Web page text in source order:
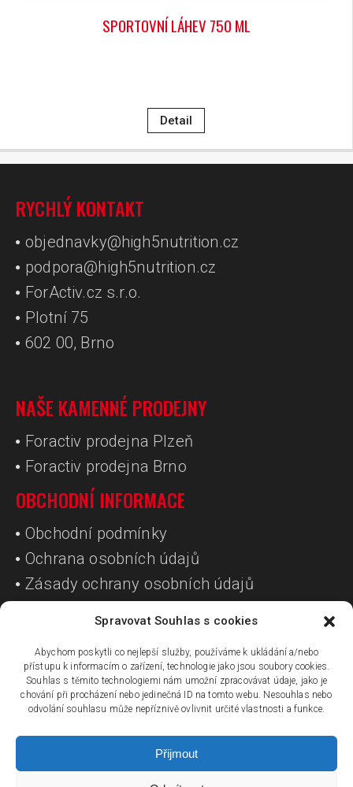
Spravovat Souhlas s cookies
Abychom poskytli co nejlepší služby, používáme k ukládání a/nebo
přístupu k informacím o zařízení, technologie jako jsou soubory cookies.
Souhlas s těmito technologiemi nám umožní zpracovávat údaje, jako je
chování při procházení nebo jedinečná ID na tomto webu. Nesouhlas nebo
odvolání souhlasu může nepříznivě ovlivnit určité vlastnosti a funkce.
Přijmout
SPORTOVNÍ LÁHEV 750 ML
Detail
RYCHLÝ KONTAKT
objednavky@high5nutrition.cz
podpora@high5nutrition.cz
ForActiv.cz s.r.o.
Plotní 75
602 00, Brno
NAŠE KAMENNÉ PRODEJNY
Foractiv prodejna Plzeň
Foractiv prodejna Brno
OBCHODNÍ INFORMACE
Obchodní podmínky
Ochrana osobních údajů
Zásady ochrany osobních údajů
SOCIÁLNÍ SÍTĚ